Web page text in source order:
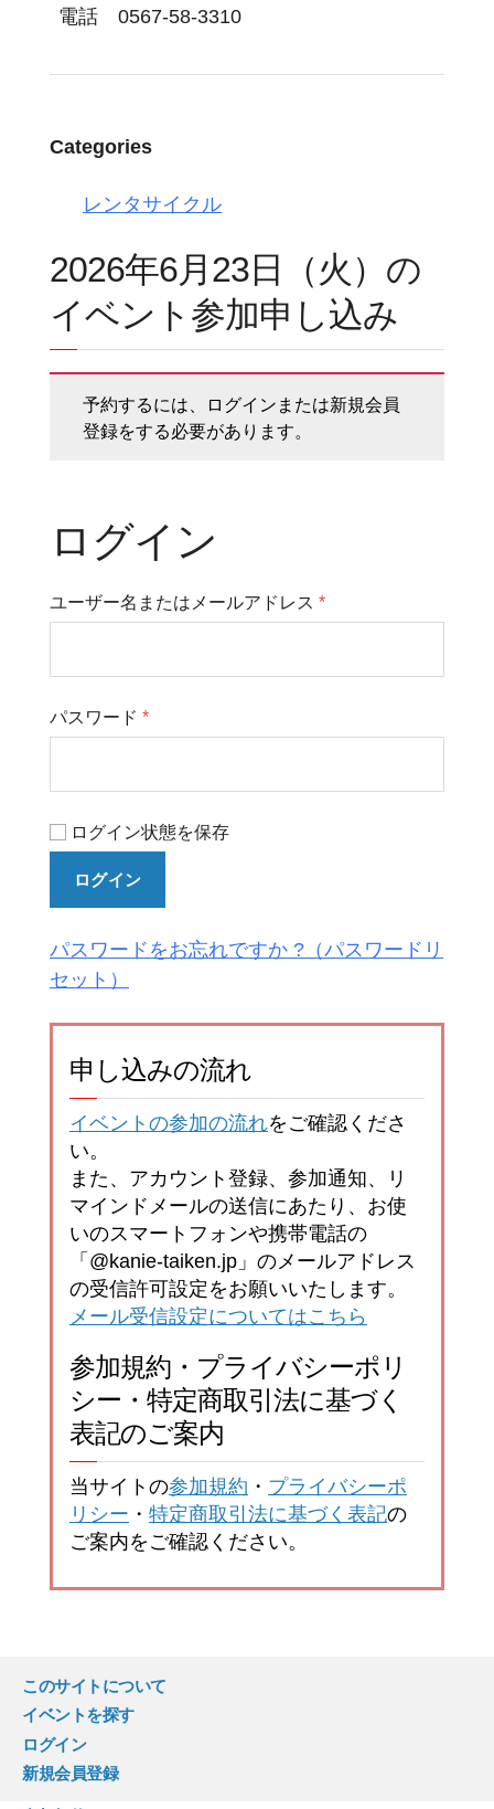
電話 0567-58-3310
Categories
レンタサイクル
2026年6月23日（火）の
イベント参加申し込み
予約するには、ログインまたは新規会員
登録をする必要があります。
ログイン
ユーザー名またはメールアドレス *
パスワード *
ログイン状態を保存
ログイン
パスワードをお忘れですか ?
申し込みの流れ
イベントの参加の流れをご確認くださ
い。
また、アカウント登録、参加通知、リ
マインドメールの送信にあたり、お使
いのスマートフォンや携帯電話の
「@kanie-taiken.jp」のメールアドレス
の受信許可設定をお願いいたします。
メール受信設定についてはこちら
参加規約・プライバシーポリ
シー・特定商取引法に基づく
表記のご案内
当サイトの参加規約 ・ プライバシーポ
リシー ・ 特定商取引法に基づく表記の
ご案内をご確認ください。
このサイトについて
イベントを探す
ログイン
新規会員登録